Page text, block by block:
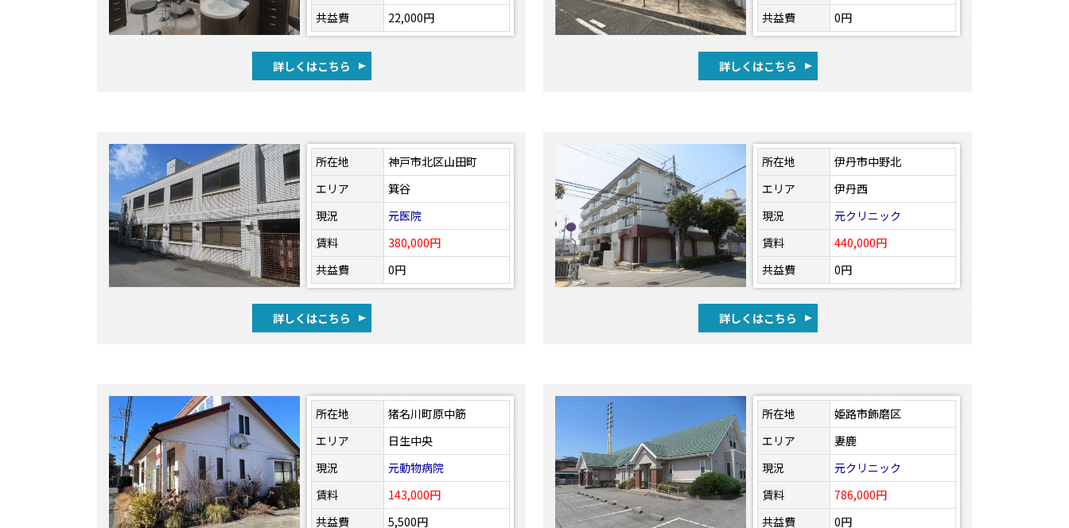
共益費
22,000円
詳しくはこちら
共益費
0円
詳しくはこちら
所在地
神戸市北区山田町
エリア
箕谷
現況
元医院
賃料
380,000円
共益費
0円
詳しくはこちら
所在地
伊丹市中野北
エリア
伊丹西
現況
元クリニック
賃料
440,000円
共益費
0円
詳しくはこちら
所在地
猪名川町原中筋
エリア
日生中央
現況
元動物病院
賃料
143,000円
共益費
5,500円
所在地
姫路市飾磨区
エリア
妻鹿
現況
元クリニック
賃料
786,000円
共益費
0円